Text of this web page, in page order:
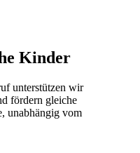
Kinder
unterstützen wir
fördern gleiche
unabhängig vom